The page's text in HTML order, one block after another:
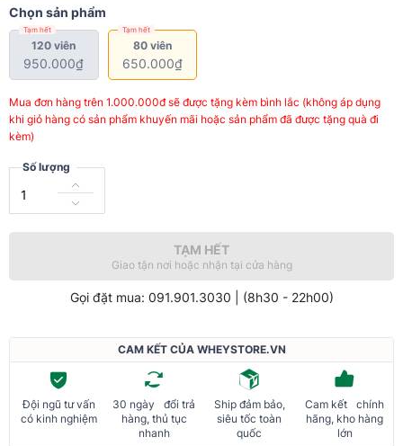
Chọn sản phẩm
Tạm hết
120 viên
950.000₫
Tạm hết
80 viên
650.000₫
Mua đơn hàng trên 1.000.000đ sẽ được tặng kèm bình lắc (không áp dụng
khi giỏ hàng có sản phẩm khuyến mãi hoặc sản phẩm đã được tặng quà đi
kèm)
Số lượng
TẠM HẾT
Giao tận nơi hoặc nhận tại cửa hàng
Gọi đặt mua: 091.901.3030 | (8h30 - 22h00)
CAM KẾT CỦA WHEYSTORE.VN
Đội ngũ tư vấn
có kinh nghiệm
30 ngày đổi trả
hàng, thủ tục
nhanh
Ship đảm bảo,
siêu tốc toàn
quốc
Cam kết chính
hãng, kho hàng
lớn